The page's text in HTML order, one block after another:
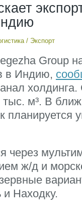
/ Экспорт
Group
в Индию,
тыс. м³. В
через
ж/д и
и Находку.